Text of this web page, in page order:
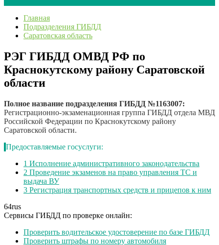
Главная
Подразделения ГИБДД
Саратовская область
РЭГ ГИБДД ОМВД РФ по
Краснокутскому району Саратовской
области
Полное название подразделения ГИБДД №1163007:
Регистрационно-экзаменационная группа ГИБДД отдела МВД
Российской Федерации по Краснокутскому району
Саратовской области.
Предоставляемые госуслуги:
1 Исполнение административного законодательства
2 Проведение экзаменов на право управления ТС и
выдача ВУ
3 Регистрация транспортных средств и прицепов к ним
64rus
Сервисы ГИБДД по проверке онлайн:
Проверить водительское удостоверение по базе ГИБДД
Проверить штрафы по номеру автомобиля